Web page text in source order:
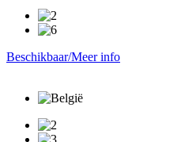
Beschikbaar/Meer info